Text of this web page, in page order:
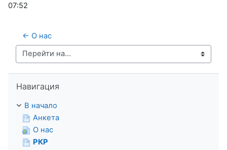
07:52
← О нас
Перейти на...
Навигация
В начало
Анкета
О нас
РКР